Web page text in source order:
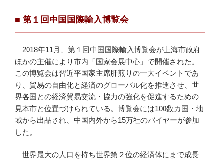
■ 第１回中国国際輸入博覧会
2018年11月、第１回中国国際輸入博覧会が上海市政府
ほかの主催により市内「国家会展中心」で開催された。
この博覧会は習近平国家主席肝煎りの一大イベントであ
り、貿易の自由化と経済のグローバル化を推進させ、世
界各国との経済貿易交流・協力の強化を促進するための
見本市と位置づけられている。博覧会には100数カ国・地
域から出品され、中国内外から15万社のバイヤーが参加
した。
世界最大の人口を持ち世界第２位の経済体にまで成長